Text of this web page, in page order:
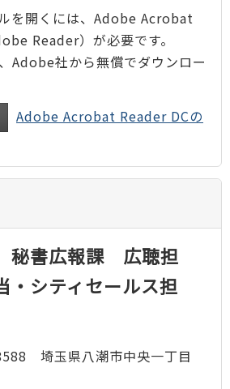
を開くには、Adobe Acrobat
Reader）が必要です。
Adobe社から無償でダウンロー
Adobe Acrobat Reader DCの
秘書広報課 広聴担
・シティセールス担
埼玉県八潮市中央一丁目